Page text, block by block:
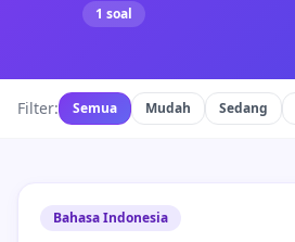
1 soal
Filter: Semua Mudah Sedang
Bahasa Indonesia